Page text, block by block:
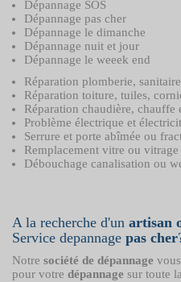
Dépannage SOS
Dépannage pas cher
Dépannage le dimanche
Dépannage nuit et jour
Dépannage le weeek end
Réparation plomberie, sanitaire
Réparation toiture, tuiles,
Réparation chaudière,
Problème électrique et
Serrure et porte abîmée ou
Remplacement vitre ou vitrage
Débouchage canalisation ou
A la recherche d'un artisan
Service depannage pas cher
Notre société de dépannage
pour votre dépannage sur toute la